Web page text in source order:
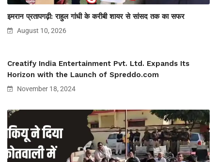
इमरान प्रतापगढ़ी: राहुल गांधी के करीबी शायर से सांसद तक का सफर
August 10, 2026
Creatify India Entertainment Pvt. Ltd. Expands Its
Horizon with the Launch of Spreddo.com
November 18, 2024